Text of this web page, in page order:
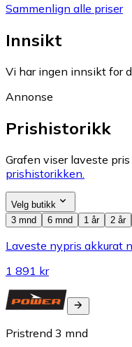
Sammenlign alle priser
Innsikt
Vi har ingen innsikt for
Annonse
Prishistorikk
Grafen viser laveste
prishistorikken.
Velg butikk
3 mnd
6 mnd 1 år 2 år
Laveste nypris akkurat
1 891 kr
Pristrend 3 mnd